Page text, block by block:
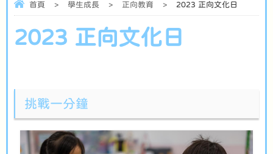
首頁 > 學生成長 > 正向教育 > 2023 正向文化日
2023 正向文化日
挑戰一分鐘